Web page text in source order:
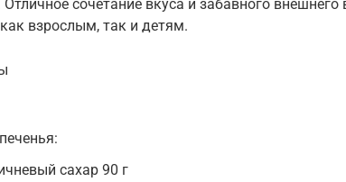
сочетание вкуса и забавного внешнего
взрослым, так и детям.
сахар 90 г